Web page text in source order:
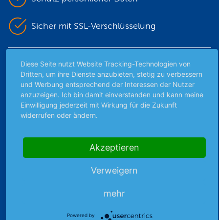
Sicher mit SSL-Verschlüsselung
Highlights
Archiv
Börsenbericht
Börsengerüchte
Finanzpodcast
Diese Seite nutzt Website Tracking-Technologien von
Dritten, um ihre Dienste anzubieten, stetig zu verbessern
und Werbung entsprechend der Interessen der Nutzer
anzuzeigen. Ich bin damit einverstanden und kann meine
Einwilligung jederzeit mit Wirkung für die Zukunft
widerrufen oder ändern.
Akzeptieren
Verweigern
mehr
Powered by